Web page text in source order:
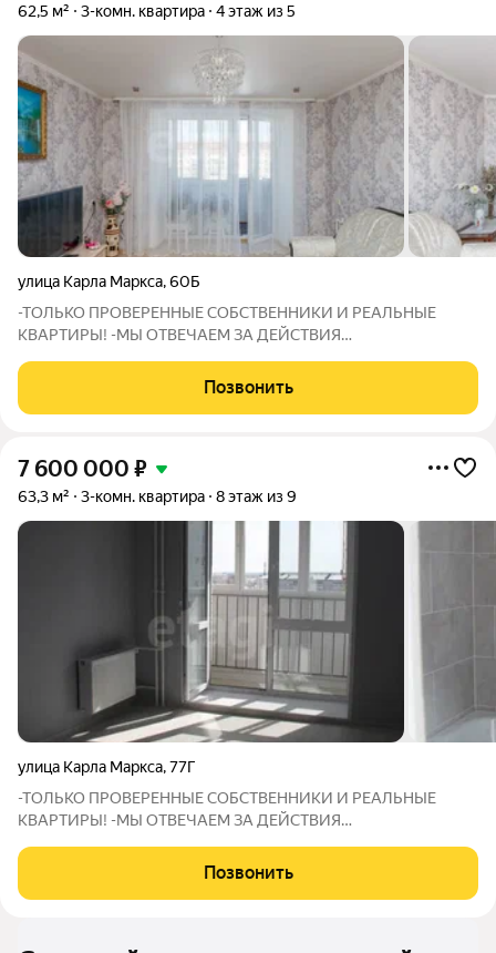
62,5 м² 3-комн. квартира 4 этаж из 5
улица Карла Маркса,60Б
-ТОЛЬКО ПРОВЕРЕННЫЕ СОБСТВЕННИКИ И РЕАЛЬНЫЕ
КВАРТИРЫ! -МЫ ОТВЕЧАЕМ ЗА ДЕЙСТВИЯ
ОБЕСПЕЧИМ ПЕРЕСЕЛЕНИЕ И ФИНАНСОВУЮ ГАРАНТИЮ!
«Уютное сердце города: просторная 3-комнатная в идеальном
Позвонить
7 600 000 ₽
63,3 м² 3-комн. квартира 8 этаж из 9
улица Карла Маркса,77Г
-ТОЛЬКО ПРОВЕРЕННЫЕ СОБСТВЕННИКИ И РЕАЛЬНЫЕ
КВАРТИРЫ! -МЫ ОТВЕЧАЕМ ЗА ДЕЙСТВИЯ
ОБЕСПЕЧИМ ПЕРЕСЕЛЕНИЕ И ФИНАНСОВУЮ ГАРАНТИЮ!
Просторная квартира 2+ в новом доме, который сдадут в 2026
Позвонить